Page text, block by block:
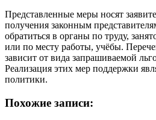
Представленные меры носят
получения законным
обратиться в органы по труду,
или по месту работы, учёбы.
зависит от вида запрашиваемой
Реализация этих мер поддержки
политики.
Похожие записи: